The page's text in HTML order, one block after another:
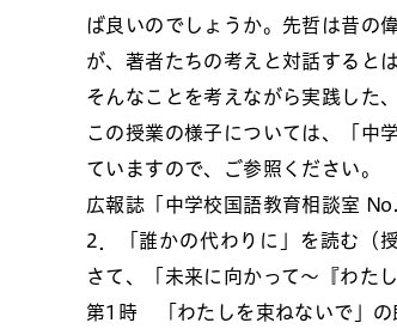
ば良いのでしょうか。先哲は昔の
が、著者たちの考えと対話すると
そんなことを考えながら実践した
この授業の様子については、「中
ていますので、ご参照ください。
広報誌「中学校国語教育相談室
2．「誰かの代わりに」を読む（
さて、「未来に向かって～『わた
第1時 「わたしを束ねないで」の